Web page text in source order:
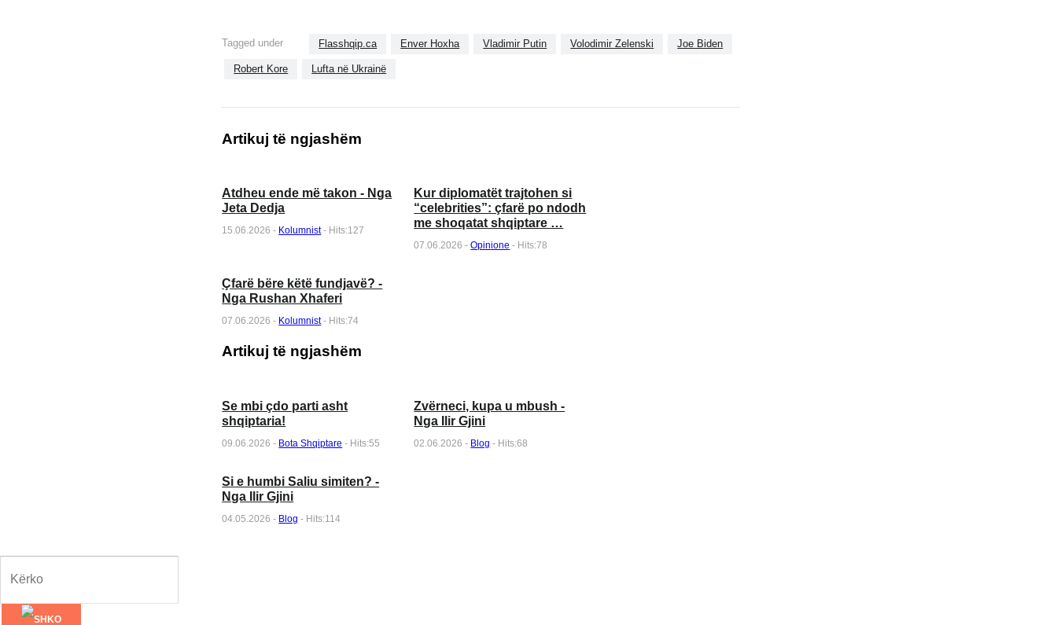
Tagged under Flasshqip.ca Enver Hoxha Vladimir Putin Volodimir Zelenski Joe Biden
Robert Kore Lufta në Ukrainë
Artikuj të ngjashëm
Atdheu ende më takon - Nga
Jeta Dedja
15.06.2026 - Kolumnist- Hits:127
Kur diplomatët trajtohen si
“celebrities”: çfarë po ndodh
me shoqatat shqiptare …
07.06.2026 -Opinione - Hits:78
Çfarë bëre këtë fundjavë? -
Nga Rushan Xhaferi
07.06.2026 - Kolumnist- Hits:74
Artikuj të ngjashëm
Se mbi çdo parti asht
shqiptaria!
09.06.2026 - Bota Shqiptare - Hits:55
Zvërneci, kupa u mbush -
Nga Ilir Gjini
02.06.2026 - Blog - Hits:68
Si e humbi Saliu simiten? -
Nga Ilir Gjini
04.05.2026 - Blog - Hits:114